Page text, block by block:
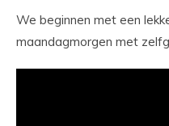
We beginnen met een
maandagmorgen met